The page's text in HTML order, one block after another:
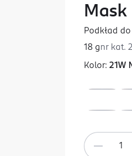
Mask
Podkład
18 gnr kat.
Kolor: 21W